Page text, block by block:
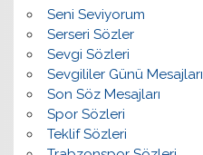
Seni Seviyorum
Serseri Sözler
Sevgi Sözleri
Sevgililer Günü Mesajları
Son Söz Mesajları
Spor Sözleri
Teklif Sözleri